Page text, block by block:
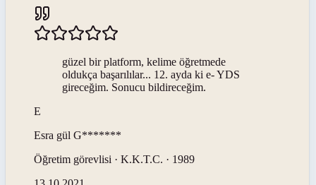
güzel bir platform, kelime öğretmede
oldukça başarılılar... 12. ayda ki e- YDS
gireceğim. Sonucu bildireceğim.
E
Esra gül G*******
Öğretim görevlisi · K.K.T.C. · 1989